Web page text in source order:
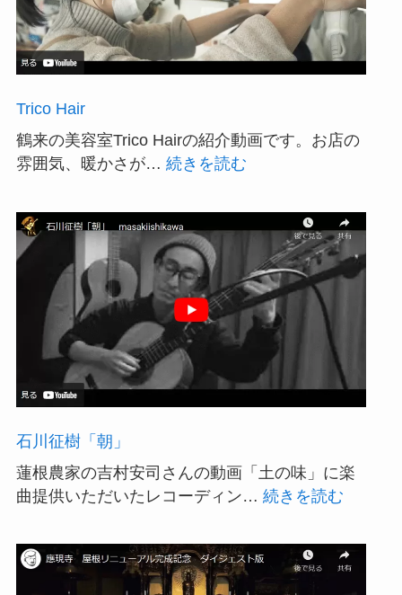
Trico Hair
鶴来の美容室Trico Hairの紹介動画です。お店の
雰囲気、暖かさが… 続きを読む:
Hair
石川征樹「朝」
蓮根農家の吉村安司さんの動画「土の味」に楽
曲提供いただいたレコーディン… 続きを読む:
川
征